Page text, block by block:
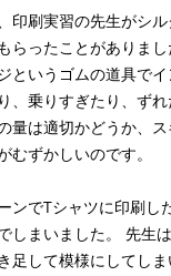
印刷実習の先生がシ
らったことがありま
というゴムの道具で
、乗りすぎたり、ず
量は適切かどうか、
むずかしいのです。
ンでTシャツに印刷
しまいました。 先生
足して模様にしてしま